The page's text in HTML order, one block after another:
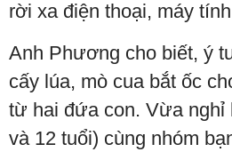
rời xa điện thoại, máy
Anh Phương cho biết, ý
cấy lúa, mò cua bắt ốc
từ hai đứa con. Vừa nghỉ
và 12 tuổi) cùng nhóm